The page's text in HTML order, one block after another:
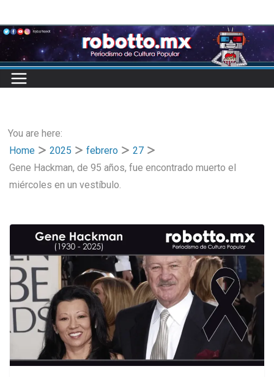
to
content
You are here:
Home
2025 febrero
27
Gene Hackman, de 95 años, fue encontrado muerto el
miércoles en un vestíbulo.